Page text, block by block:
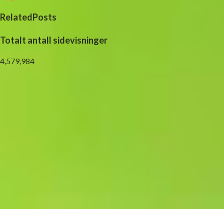
RelatedPosts
Totalt antall sidevisninger
4,579,984